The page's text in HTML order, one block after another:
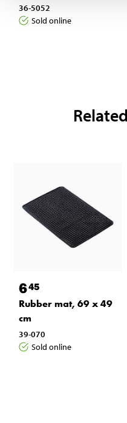
36-5052
Sold online
645
Rubber mat, 69 x 49
cm
39-070
Sold online